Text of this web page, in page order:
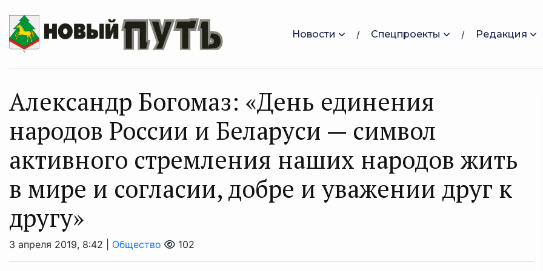
Новости Спецпроекты Редакция
Александр Богомаз: «День единения
народов России и Беларуси — символ
активного стремления наших народов жить
в мире и согласии, добре и уважении друг к
другу»
3 апреля 2019, 8:42 | Общество 102